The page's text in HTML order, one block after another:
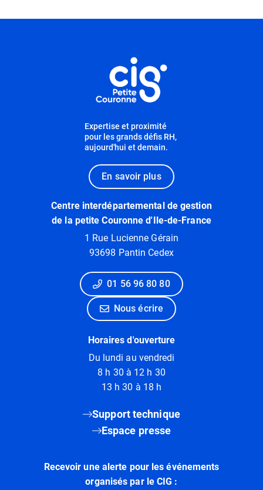
Expertise et proximité
pour les grands défis RH,
aujourd'hui et demain.
En savoir plus
Centre interdépartemental de gestion
de la petite Couronne d'Ile-de-France
1 Rue Lucienne Gérain
93698 Pantin Cedex
01 56 96 80 80
Nous écrire
Horaires d'ouverture
Du lundi au vendredi
8 h 30 à 12 h 30
13 h 30 à 18 h
Support technique
Espace presse
Recevoir une alerte pour les événements
organisés par le CIG :